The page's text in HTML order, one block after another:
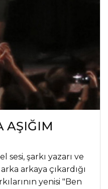
AŞIĞIM
şarkı yazarı ve
arkaya çıkardığı
yenisi "Ben